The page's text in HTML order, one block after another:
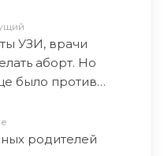
УЗИ, врачи
аборт. Но
было против…
родителей